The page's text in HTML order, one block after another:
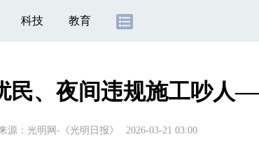
科技 教育
民、夜间违规施工吵
源： 光明网-《光明日报》 2026-03-21 03:00